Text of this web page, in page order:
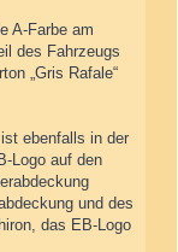
A-Farbe am
des Fahrzeugs
„Gris Rafale“
ebenfalls in der
Logo auf den
und des
das EB-Logo